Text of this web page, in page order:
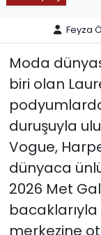
Feyza
Moda
biri olan
duruşuyla
Vogue,
dünyaca
2026 Met
merkezine